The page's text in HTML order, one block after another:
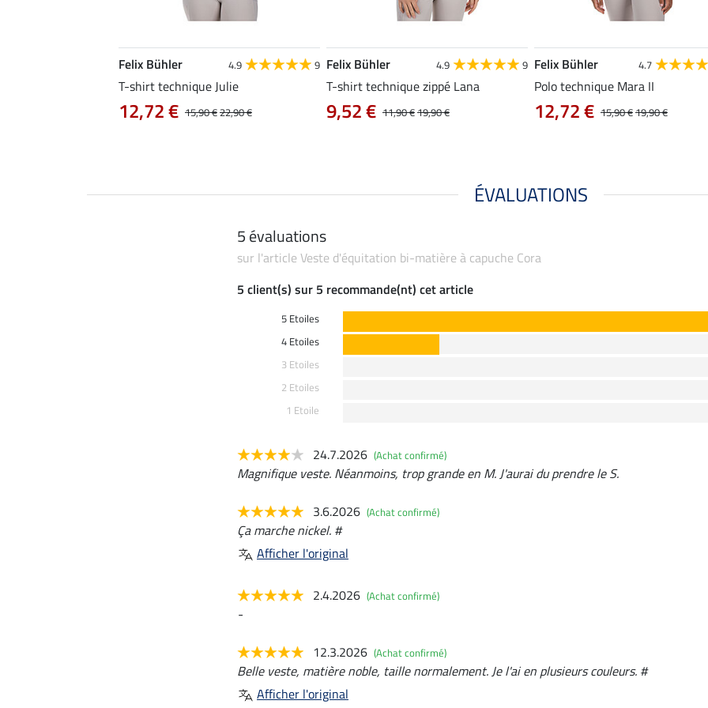
Felix Bühler 4.9 9
T-shirt technique Julie
15,90 €22,90 €
12,72 €
Felix Bühler 4.9 9
T-shirt technique zippé Lana
11,90 €19,90 €
9,52 €
Felix Bühler 4.7
Polo technique Mara II
15,90 €19,90 €
12,72 €
ÉVALUATIONS
5 évaluations
sur l'article Veste d'équitation bi-matière à capuche Cora
5 client(s) sur 5 recommande(nt) cet article
5 Etoiles
4 Etoiles
3 Etoiles
2 Etoiles
1 Etoile
24.7.2026 (Achat confirmé)
Magnifique veste. Néanmoins, trop grande en M. J'aurai du prendre le S.
3.6.2026 (Achat confirmé)
Ça marche nickel. #
Afficher l'original
2.4.2026 (Achat confirmé)
-
12.3.2026 (Achat confirmé)
Belle veste, matière noble, taille normalement. Je l'ai en plusieurs couleurs. #
Afficher l'original